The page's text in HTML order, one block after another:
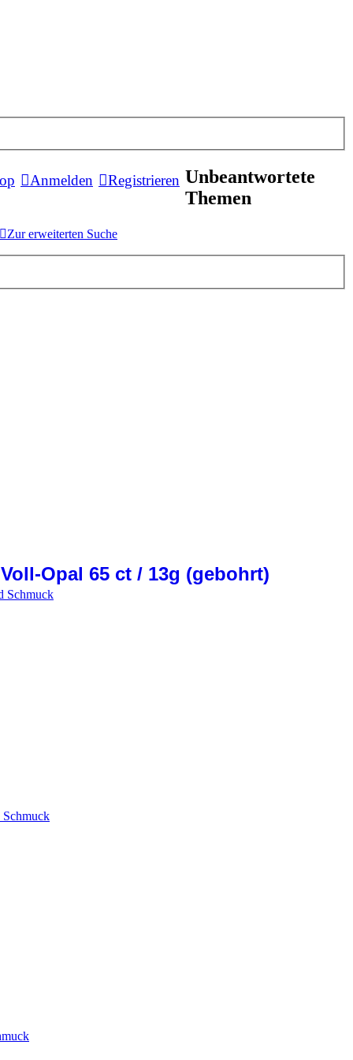
Anmelden Registrieren Unbeantwortete
Themen
Zur erweiterten Suche
Opal 65 ct / 13g (gebohrt)
Schmuck